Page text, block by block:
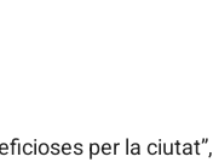
per la ciutat”,